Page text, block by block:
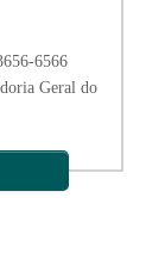
6566
Geral do